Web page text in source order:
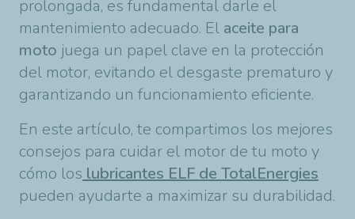
prolongada, es fundamental darle el
mantenimiento adecuado. El aceite para
moto juega un papel clave en la protección
del motor, evitando el desgaste prematuro y
garantizando un funcionamiento eficiente.
En este artículo, te compartimos los mejores
consejos para cuidar el motor de tu moto y
cómo los lubricantes ELF de TotalEnergies
pueden ayudarte a maximizar su durabilidad.